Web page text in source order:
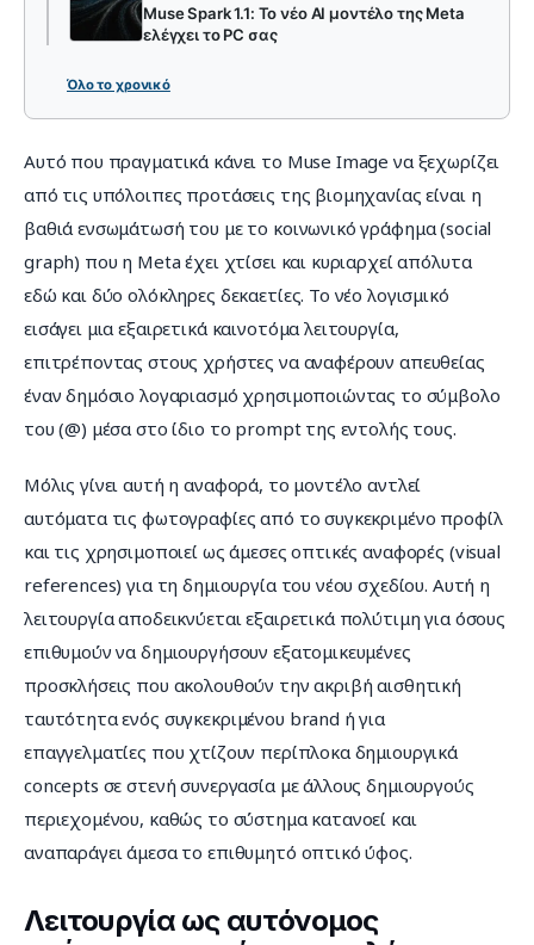
Muse Spark 1.1: Το νέο AI μοντέλο της Meta
ελέγχει το PC σας
Όλο το χρονικό
Αυτό που πραγματικά κάνει το Muse Image να ξεχωρίζει
από τις υπόλοιπες προτάσεις της βιομηχανίας είναι η
βαθιά ενσωμάτωσή του με το κοινωνικό γράφημα (social
graph) που η Meta έχει χτίσει και κυριαρχεί απόλυτα
εδώ και δύο ολόκληρες δεκαετίες. Το νέο λογισμικό
εισάγει μια εξαιρετικά καινοτόμα λειτουργία,
επιτρέποντας στους χρήστες να αναφέρουν απευθείας
έναν δημόσιο λογαριασμό χρησιμοποιώντας το σύμβολο
του (@) μέσα στο ίδιο το prompt της εντολής τους.
Μόλις γίνει αυτή η αναφορά, το μοντέλο αντλεί
αυτόματα τις φωτογραφίες από το συγκεκριμένο προφίλ
και τις χρησιμοποιεί ως άμεσες οπτικές αναφορές (visual
references) για τη δημιουργία του νέου σχεδίου. Αυτή η
λειτουργία αποδεικνύεται εξαιρετικά πολύτιμη για όσους
επιθυμούν να δημιουργήσουν εξατομικευμένες
προσκλήσεις που ακολουθούν την ακριβή αισθητική
ταυτότητα ενός συγκεκριμένου brand ή για
επαγγελματίες που χτίζουν περίπλοκα δημιουργικά
concepts σε στενή συνεργασία με άλλους δημιουργούς
περιεχομένου, καθώς το σύστημα κατανοεί και
αναπαράγει άμεσα το επιθυμητό οπτικό ύφος.
Λειτουργία ως αυτόνομος